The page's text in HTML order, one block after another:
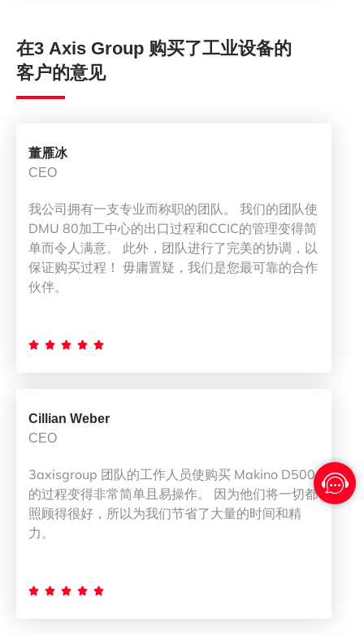
在3 Axis Group 购买了工业设备的
客户的意见
董雁冰
CEO
我公司拥有一支专业而称职的团队。 我们的团队使
DMU 80加工中心的出口过程和CCIC的管理变得简
单而令人满意。 此外，团队进行了完美的协调，以
保证购买过程！ 毋庸置疑，我们是您最可靠的合作
伙伴。
    
Cillian Weber
CEO
3axisgroup 团队的工作人员使购买 Makino D500
的过程变得非常简单且易操作。 因为他们将一切都
照顾得很好，所以为我们节省了大量的时间和精
力。
    